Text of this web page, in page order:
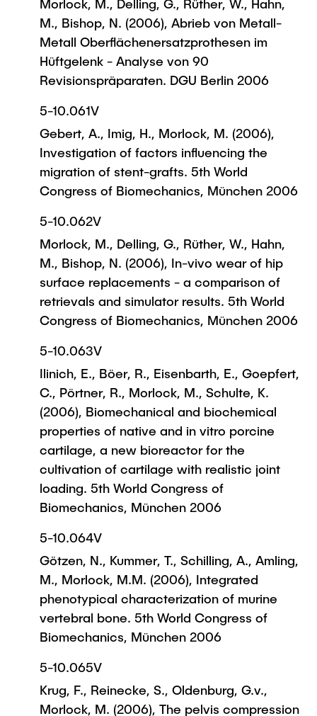
Morlock, M., Delling, G., Rüther, W., Hahn,
M., Bishop, N. (2006), Abrieb von Metall-
Metall Oberflächenersatzprothesen im
Hüftgelenk - Analyse von 90
Revisionspräparaten. DGU Berlin 2006
5-10.061V
Gebert, A., Imig, H., Morlock, M. (2006),
Investigation of factors influencing the
migration of stent-grafts. 5th World
Congress of Biomechanics, München 2006
5-10.062V
Morlock, M., Delling, G., Rüther, W., Hahn,
M., Bishop, N. (2006), In-vivo wear of hip
surface replacements - a comparison of
retrievals and simulator results. 5th World
Congress of Biomechanics, München 2006
5-10.063V
Ilinich, E., Böer, R., Eisenbarth, E., Goepfert,
C., Pörtner, R., Morlock, M., Schulte, K.
(2006), Biomechanical and biochemical
properties of native and in vitro porcine
cartilage, a new bioreactor for the
cultivation of cartilage with realistic joint
loading. 5th World Congress of
Biomechanics, München 2006
5-10.064V
Götzen, N., Kummer, T., Schilling, A., Amling,
M., Morlock, M.M. (2006), Integrated
phenotypical characterization of murine
vertebral bone. 5th World Congress of
Biomechanics, München 2006
5-10.065V
Krug, F., Reinecke, S., Oldenburg, G.v.,
Morlock, M. (2006), The pelvis compression